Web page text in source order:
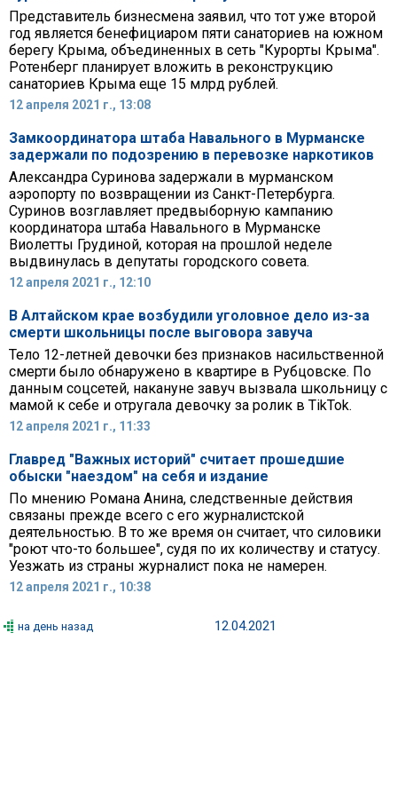
Представитель бизнесмена заявил, что тот уже второй
год является бенефициаром пяти санаториев на южном
берегу Крыма, объединенных в сеть "Курорты Крыма".
Ротенберг планирует вложить в реконструкцию
санаториев Крыма еще 15 млрд рублей.
12 апреля 2021 г., 13:08
Замкоординатора штаба Навального в Мурманске
задержали по подозрению в перевозке наркотиков
Александра Суринова задержали в мурманском
аэропорту по возвращении из Санкт-Петербурга.
Суринов возглавляет предвыборную кампанию
координатора штаба Навального в Мурманске
Виолетты Грудиной, которая на прошлой неделе
выдвинулась в депутаты городского совета.
12 апреля 2021 г., 12:10
В Алтайском крае возбудили уголовное дело из-за
смерти школьницы после выговора завуча
Тело 12-летней девочки без признаков насильственной
смерти было обнаружено в квартире в Рубцовске. По
данным соцсетей, накануне завуч вызвала школьницу с
мамой к себе и отругала девочку за ролик в TikTok.
12 апреля 2021 г., 11:33
Главред "Важных историй" считает прошедшие
обыски "наездом" на себя и издание
По мнению Романа Анина, следственные действия
связаны прежде всего с его журналистской
деятельностью. В то же время он считает, что силовики
"роют что-то большее", судя по их количеству и статусу.
Уезжать из страны журналист пока не намерен.
12 апреля 2021 г., 10:38
на день назад 12.04.2021